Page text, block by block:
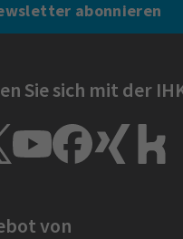
abonnieren
Sie sich mit der
von